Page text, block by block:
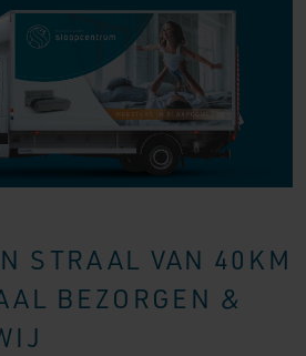
STRAAL VAN 40KM
BEZORGEN &